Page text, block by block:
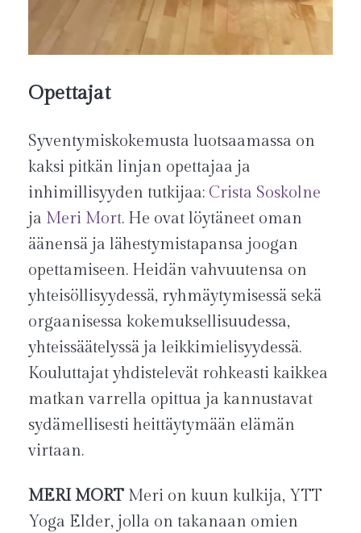
Opettajat
Syventymiskokemusta luotsaamassa on
kaksi pitkän linjan opettajaa ja
inhimillisyyden tutkijaa: Crista Soskolne
ja Meri Mort. He ovat löytäneet oman
äänensä ja lähestymistapansa joogan
opettamiseen. Heidän vahvuutensa on
yhteisöllisyydessä, ryhmäytymisessä sekä
orgaanisessa kokemuksellisuudessa,
yhteissäätelyssä ja leikkimielisyydessä.
Kouluttajat yhdistelevät rohkeasti kaikkea
matkan varrella opittua ja kannustavat
sydämellisesti heittäytymään elämän
virtaan.
MERI MORT Meri on kuun kulkija, YTT
Yoga Elder, jolla on takanaan omien